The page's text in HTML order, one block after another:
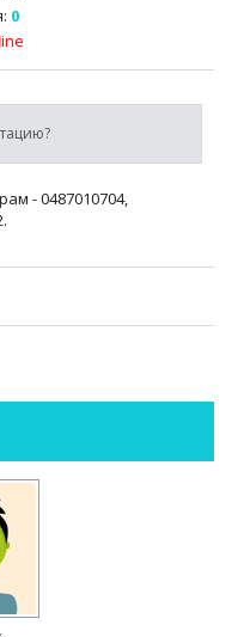
0
- 0487010704,